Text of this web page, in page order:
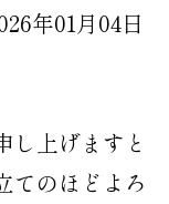
年01月04日
上げますと
てのほどよろ